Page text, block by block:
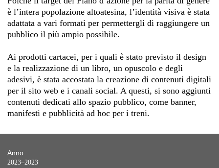
è l’intera popolazione altoatesina, l’identità visiva è stata
adattata a vari formati per permettergli di raggiungere un
pubblico il più ampio possibile.
Ai prodotti cartacei, per i quali è stato previsto il design
e la realizzazione di un libro, un opuscolo e degli
adesivi, è stata accostata la creazione di contenuti digitali
per il sito web e i canali social. A questi, si sono aggiunti
contenuti dedicati allo spazio pubblico, come banner,
manifesti e pubblicità ad hoc per i treni.
Anno
2023–2023